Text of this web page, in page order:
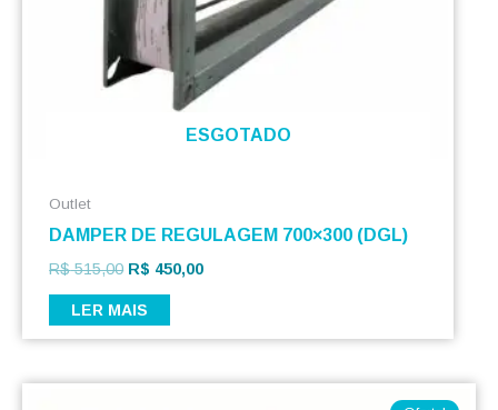
ESGOTADO
Outlet
DAMPER DE REGULAGEM 700×300 (DGL)
R$515,00 R$ 450,00
LER MAIS